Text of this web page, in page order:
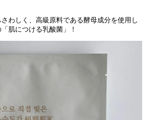
わしく、高級原料である酵母成分を使用し
肌につける乳酸菌」！